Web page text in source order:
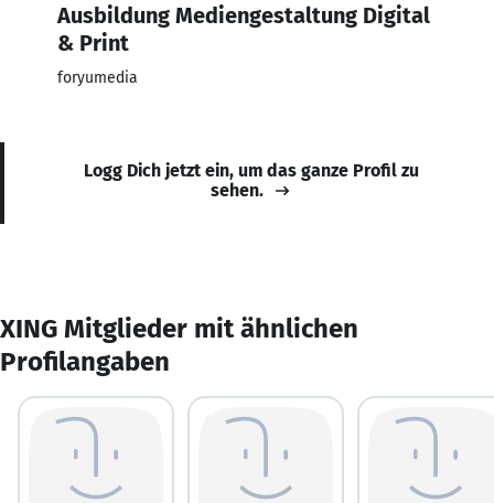
Ausbildung Mediengestaltung Digital
& Print
foryumedia
Logg Dich jetzt ein, um das ganze Profil zu
sehen.
XING Mitglieder mit ähnlichen
Profilangaben